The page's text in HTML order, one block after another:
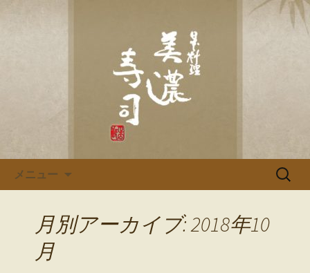
多治見、土岐の寿司・和食「美
濃寿司」のブログ
多治見、土岐の寿司・和食「美濃寿
メニュー
検
月別アーカイブ: 2018年10
月